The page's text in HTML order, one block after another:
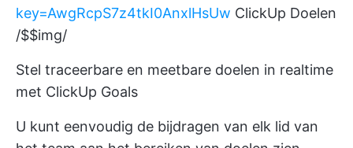
key=AwgRcpS7z4tkI0AnxlHsUw ClickUp Doelen
/$$img/
Stel traceerbare en meetbare doelen in realtime
met ClickUp Goals
U kunt eenvoudig de bijdragen van elk lid van